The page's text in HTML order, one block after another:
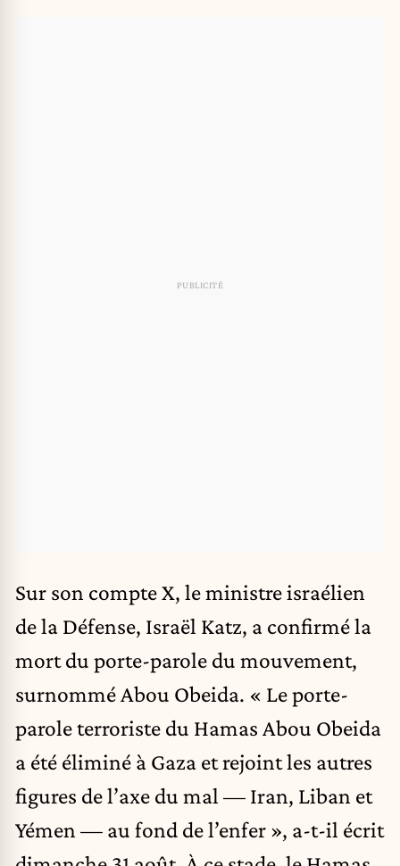
Sur son compte X, le ministre israélien
de la Défense, Israël Katz, a confirmé la
mort du porte-parole du mouvement,
surnommé Abou Obeida. « Le porte-
parole terroriste du Hamas Abou Obeida
a été éliminé à Gaza et rejoint les autres
figures de l’axe du mal — Iran, Liban et
Yémen — au fond de l’enfer », a-t-il écrit